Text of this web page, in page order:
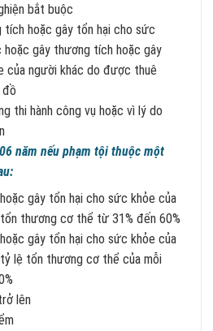
bắt buộc
tích hoặc gây tổn hại cho sức
hoặc gây thương tích hoặc gây
của người khác do được thuê
thi hành công vụ hoặc vì lý do
năm nếu phạm tội thuộc một
gây tổn hại cho sức khỏe của
thương cơ thể từ 31% đến 60%
gây tổn hại cho sức khỏe của
lệ tổn thương cơ thể của mỗi
lên